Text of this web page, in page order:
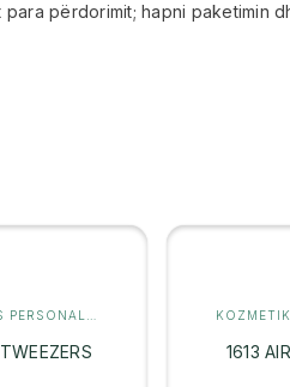
përdorimit; hapni paketimin
RROJE & DEPILIM
1613